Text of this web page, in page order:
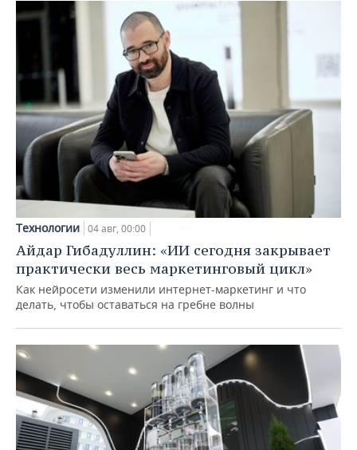
Технологии 04 авг, 00:00
Айдар Гибадуллин: «ИИ сегодня закрывает
практически весь маркетинговый цикл»
Как нейросети изменили интернет-маркетинг и что
делать, чтобы оставаться на гребне волны